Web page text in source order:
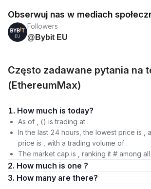
Obserwuj nas w mediach
Followers
@Bybit EU
Często zadawane pytania na
(EthereumMax)
1. How much is today?
As of , () is trading at .
In the last 24 hours, the lowest price is ,
price is , with a trading volume of .
The market cap is , ranking it # among
2. How much is one ?
3. How many are there?